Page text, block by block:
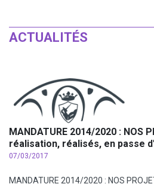
ACTUALITÉS
MANDATURE 2014/2020 : NOS
réalisation, réalisés, en passe
07/03/2017
MANDATURE 2014/2020 : NOS